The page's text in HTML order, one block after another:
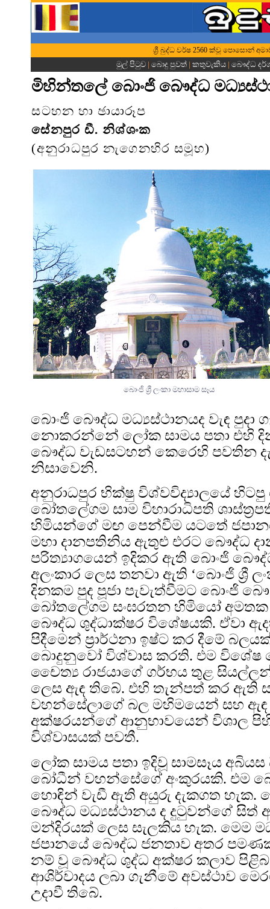
ශ්‍රී බුද්ධ වර්ෂ 2560 ක්වූ පොසොන්
මුල් පිටුව | බොදු පුවත්| කතුවැකිය| බෞද්ධ
මිහින්තලේ බොංජි බෞද්ධ
සටහන හා ඡායාරූප
සේනපුර ඩී. නිශ්ශංක
(අනුරාධපුර නැගෙනහිර සමූහ)
බොංජි ශ්‍රී ලංකා මහාසාම සෑය
බොංජි බෞද්ධ මධ්‍යස්ථානයද වැඳ පුදා
නොකරන්නේ ලෝක සාමය පතා එහි
බෞද්ධ වැඩසටහන් කෙරෙහි පවතින
නිසාවෙනි.
අනුරාධපුර භික්ෂු විශ්වවිද්‍යාලයේ හිටපු
බෝතලේගම සාම විහාරාධිපති
හිමියන්ගේ මඟ පෙන්වීම යටතේ
මහා දානපතිනිය ඇතුළු එරට බෞද්ධ
පරිත්‍යාගයෙන් ඉදිකර ඇති බොංජි
අලංකාර ලෙස තනවා ඇති ‘බොංජි ශ්‍රී
දිනකම පුද පූජා පැවැත්වීමට බොංජි
බෝතලේගම සංඝරතන හිමියෝ
බෞද්ධ ශුද්ධාක්ෂර විශේෂයකි. ඒවා
පිදීමෙන් ප්‍රාර්ථනා ඉෂ්ට කර දීමේ
බොදුනුවෝ විශ්වාස කරති. එම විශේෂ
චෛත්‍ය රාජයාගේ ගර්භය තුළ
ලෙස ඇඳ තිබේ. එහි තැන්පත් කර ඇති
වහන්සේලාගේ බල මහිමයෙන් සහ
අක්ෂරයන්ගේ ආනුභාවයෙන් විශාල
විශ්වාසයක් පවතී.
ලෝක සාමය පතා ඉදිවූ සාමසෑය අබියස
බෝධීන් වහන්සේගේ අංකුරයකි. එම
හොඳින් වැඩී ඇති අයුරු දැකගත හැක.
බෞද්ධ මධ්‍යස්ථානය ද දුටුවන්ගේ සිත්
මන්දිරයක් ලෙස සැලකිය හැක. මෙම
ජපානයේ බෞද්ධ ජනතාව අතර
නම් වූ බෞද්ධ ශුද්ධ අක්ෂර කලාව
ආශිර්වාදය ලබා ගැනීමේ අවස්ථාව
උදාවී තිබේ.